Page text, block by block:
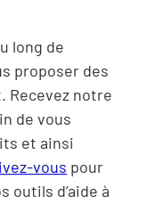
long de
proposer des
Recevez notre
de vous
et ainsi
vous pour
outils d’aide à